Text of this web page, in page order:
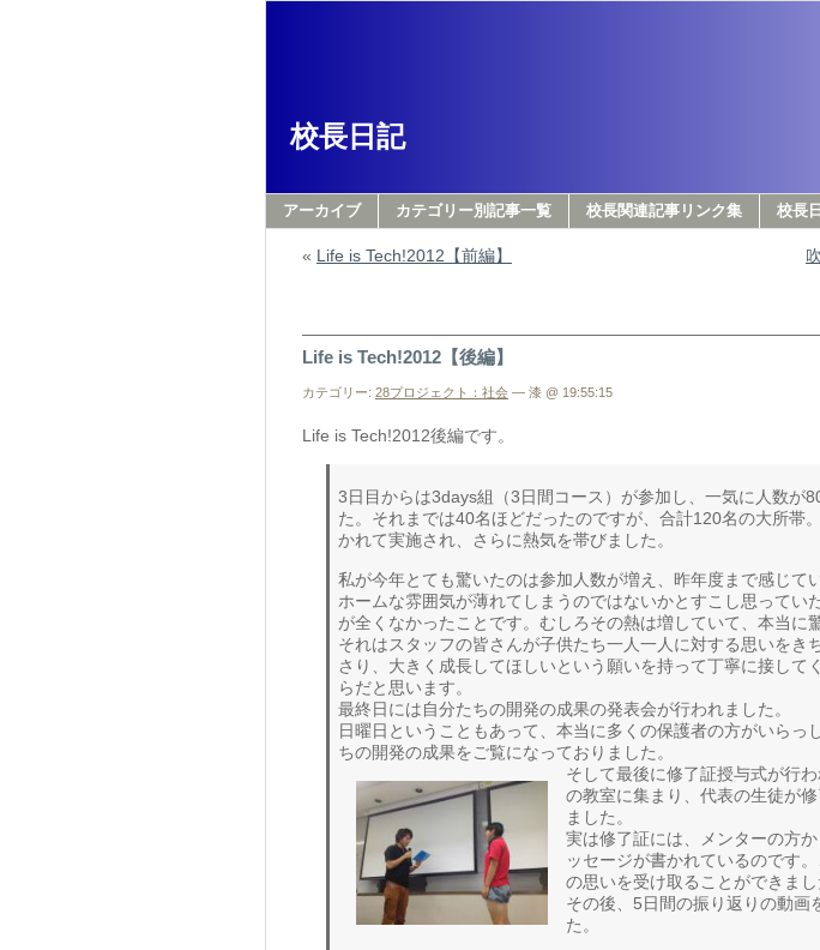
校長日記
アーカイブ カテゴリー別記事一覧 校長関連記事リンク集 校長
« Life is Tech!2012【前編】
Life is Tech!2012【後編】
カテゴリー: 28プロジェクト：社会 — 漆 @ 19:55:15
Life is Tech!2012後編です。
3日目からは3days組（3日間コース）が参加し、一気に人数が
た。それまでは40名ほどだったのですが、合計120名の大所帯
かれて実施され、さらに熱気を帯びました。
私が今年とても驚いたのは参加人数が増え、昨年度まで感じて
ホームな雰囲気が薄れてしまうのではないかとすこし思ってい
が全くなかったことです。むしろその熱は増していて、本当に
それはスタッフの皆さんが子供たち一人一人に対する思いをき
さり、大きく成長してほしいという願いを持って丁寧に接して
らだと思います。
最終日には自分たちの開発の成果の発表会が行われました。
日曜日ということもあって、本当に多くの保護者の方がいらっ
ちの開発の成果をご覧になっておりました。
そして最後に修了証授与式が行
の教室に集まり、代表の生徒が
ました。
実は修了証には、メンターの方
ッセージが書かれているのです
の思いを受け取ることができまし
その後、5日間の振り返りの動画
た。